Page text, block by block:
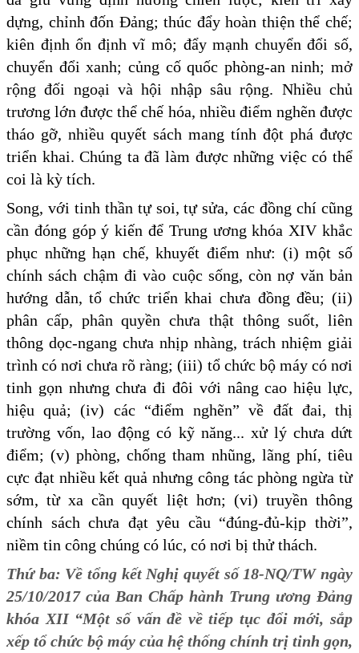
dựng, chỉnh đốn Đảng; thúc đẩy hoàn thiện thể chế;
kiên định ổn định vĩ mô; đẩy mạnh chuyển đổi số,
chuyển đổi xanh; củng cố quốc phòng-an ninh; mở
rộng đối ngoại và hội nhập sâu rộng. Nhiều chủ
trương lớn được thể chế hóa, nhiều điểm nghẽn được
tháo gỡ, nhiều quyết sách mang tính đột phá được
triển khai. Chúng ta đã làm được những việc có thể
coi là kỳ tích.
Song, với tinh thần tự soi, tự sửa, các đồng chí cũng
cần đóng góp ý kiến để Trung ương khóa XIV khắc
phục những hạn chế, khuyết điểm như: (i) một số
chính sách chậm đi vào cuộc sống, còn nợ văn bản
hướng dẫn, tổ chức triển khai chưa đồng đều; (ii)
phân cấp, phân quyền chưa thật thông suốt, liên
thông dọc-ngang chưa nhịp nhàng, trách nhiệm giải
trình có nơi chưa rõ ràng; (iii) tổ chức bộ máy có nơi
tinh gọn nhưng chưa đi đôi với nâng cao hiệu lực,
hiệu quả; (iv) các “điểm nghẽn” về đất đai, thị
trường vốn, lao động có kỹ năng... xử lý chưa dứt
điểm; (v) phòng, chống tham nhũng, lãng phí, tiêu
cực đạt nhiều kết quả nhưng công tác phòng ngừa từ
sớm, từ xa cần quyết liệt hơn; (vi) truyền thông
chính sách chưa đạt yêu cầu “đúng-đủ-kịp thời”,
niềm tin công chúng có lúc, có nơi bị thử thách.
Thứ ba: Về tổng kết Nghị quyết số 18-NQ/TW ngày
25/10/2017 của Ban Chấp hành Trung ương Đảng
khóa XII “Một số vấn đề về tiếp tục đổi mới, sắp
xếp tổ chức bộ máy của hệ thống chính trị tinh gọn,